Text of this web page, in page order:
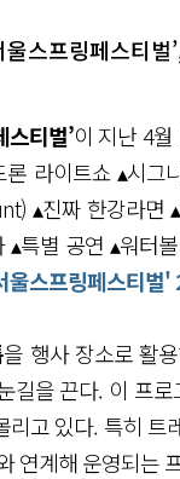
스프링페스티
스티벌’이 지난 4
라이트쇼 ▴시그
▴진짜 한강라면
특별 공연 ▴워터
스프링페스티벌'
을 행사 장소로 활
길을 끈다. 이 프
리고 있다. 특히 트
연계해 운영되는